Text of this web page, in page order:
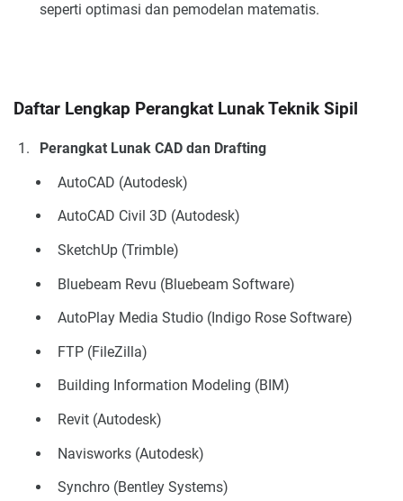
seperti optimasi dan pemodelan matematis.
Daftar Lengkap Perangkat Lunak Teknik Sipil
Perangkat Lunak CAD dan Drafting
AutoCAD (Autodesk)
AutoCAD Civil 3D (Autodesk)
SketchUp (Trimble)
Bluebeam Revu (Bluebeam Software)
AutoPlay Media Studio (Indigo Rose Software)
FTP (FileZilla)
Building Information Modeling (BIM)
Revit (Autodesk)
Navisworks (Autodesk)
Synchro (Bentley Systems)